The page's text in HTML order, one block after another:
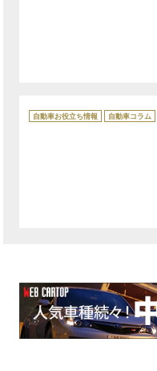
テ
ゴ
自動車お役立ち情報 自動車コラム